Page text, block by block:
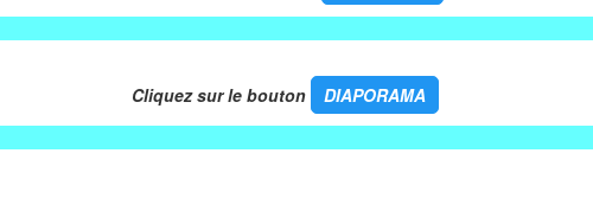
Cliquez sur le bouton DIAPORAMA